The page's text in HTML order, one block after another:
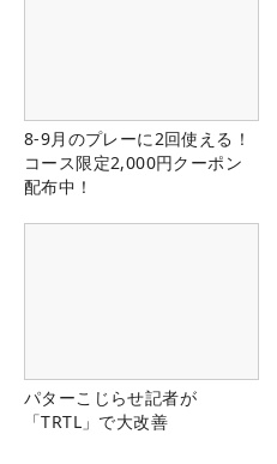
8-9月のプレーに2回使える！
コース限定2,000円クーポン
配布中！
パターこじらせ記者が
「TRTL」で大改善